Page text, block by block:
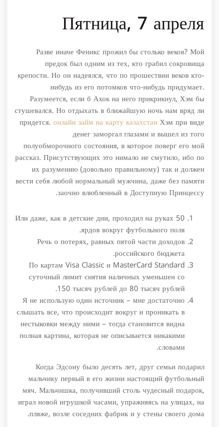
Пятница, 7 апреля
Разве иначе Феникс прожил бы столько веков? Мой
предок был одним из тех, кто грабил сокровища
крепости. Но он надеялся, что по прошествии веков кто-
нибудь из его потомков что-нибудь придумает.
Разумеется, если б Ахок на него прикрикнул, Хэм бы
стушевался. Но отдыхать в ближайшую ночь нам вряд ли
придется. онлайн займ на карту казахстанХэм при виде
денег заморгал глазами и вышел из того
полуобморочного состояния, в которое поверг его мой
рассказ. Присутствующих это нимало не смутило, ибо по
их разумению (довольно правильному) так и должен
вести себя любой нормальный мужчина, даже без памяти
заочно влюбленный в Доступную Принцессу.
Или даже, как в детские дни, проходил на руках 50
ярдов вокруг футбольного поля.
Речь о потерях, равных пятой части доходов
российского бюджета.
По картам Visa Classic и MasterCard Standard
суточный лимит снятия наличных уменьшен со
150 тысяч рублей до 80 тысяч рублей.
Я не использую один источник – мне достаточно
слышать все, что происходит вокруг и проникать в
нестыковки между ними – тогда становится видна
полная картина, которая не описывается никакими
словами.
Когда Эдсону было десять лет, друг семьи подарил
мальчику первый в его жизни настоящий футбольный
мяч. Мальчишка, получивший столь чудесный подарок,
играл новой игрушкой часами, упражняясь на улицах, на
пляже, возле соседних фабрик и у стены своего дома.